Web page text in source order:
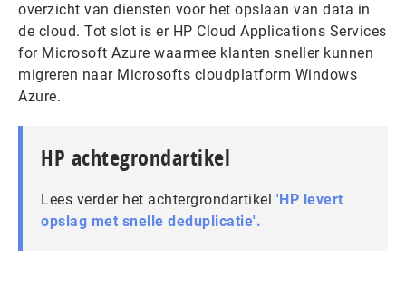
overzicht van diensten voor het opslaan van data in
de cloud. Tot slot is er HP Cloud Applications Services
for Microsoft Azure waarmee klanten sneller kunnen
migreren naar Microsofts cloudplatform Windows
Azure.
HP achtegrondartikel
Lees verder het achtergrondartikel 'HP levert
opslag met snelle deduplicatie'.